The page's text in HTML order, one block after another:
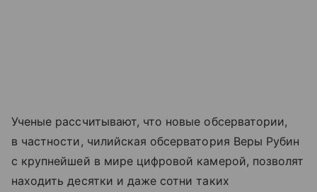
Ученые рассчитывают, что новые обсерватории,
в частности, чилийская обсерватория Веры Рубин
с крупнейшей в мире цифровой камерой, позволят
находить десятки и даже сотни таких